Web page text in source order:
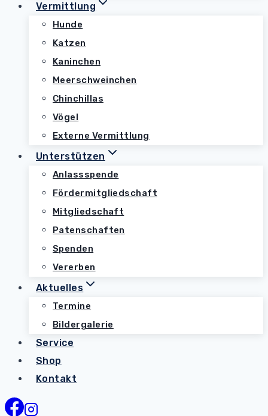
Vermittlung
Hunde
Katzen
Kaninchen
Meerschweinchen
Chinchillas
Vögel
Externe Vermittlung
Unterstützen
Anlassspende
Fördermitgliedschaft
Mitgliedschaft
Patenschaften
Spenden
Vererben
Aktuelles
Termine
Bildergalerie
Service
Shop
Kontakt